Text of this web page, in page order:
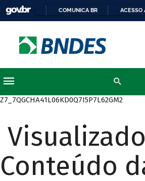
COMUNICA BR ACESSO
Z7_7QGCHA41L06KD0Q7I5P7L62GM2
Conteúdo